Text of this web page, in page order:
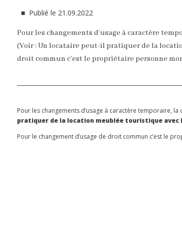
■ Publié le 21.09.2022
Pour les changements d’usage à caractère
(Voir : Un locataire peut-il pratiquer de la
droit commun c’est le propriétaire personne
Pour les changements d’usage à caractère temporaire,
pratiquer de la location meublée touristique avec
Pour le changement d’usage de droit commun c’est le